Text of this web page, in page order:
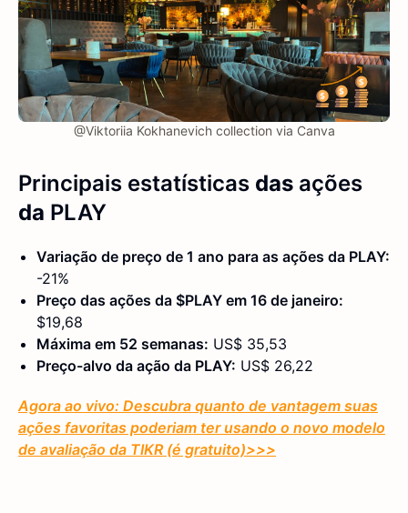
@Viktoriia Kokhanevich collection via Canva
Principais estatísticas das ações
da PLAY
Variação de preço de 1 ano para as ações da PLAY:
-21%
Preço das ações da $PLAY em 16 de janeiro:
$19,68
Máxima em 52 semanas: US$ 35,53
Preço-alvo da ação da PLAY: US$ 26,22
Agora ao vivo: Descubra quanto de vantagem suas
ações favoritas poderiam ter usando o novo modelo
de avaliação da TIKR (é gratuito)>>>